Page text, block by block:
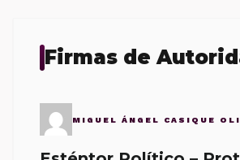
Firmas de
MIGUEL ÁNGEL CASIQUE